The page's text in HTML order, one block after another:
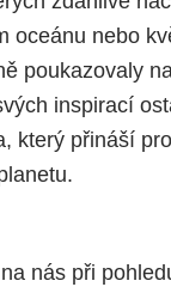
oceánu nebo
poukazovaly
inspirací
který přináší
nás při